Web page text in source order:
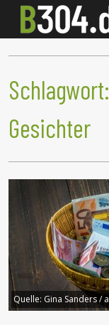
Schlagwort:
Gesichter
Quelle: Gina Sanders /